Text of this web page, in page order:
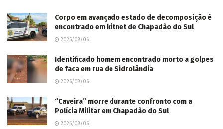
Corpo em avançado estado de decomposição é
encontrado em kitnet de Chapadão do Sul
2026/08/06
Identificado homem encontrado morto a golpes
de faca em rua de Sidrolândia
2026/08/06
“Caveira” morre durante confronto com a
Polícia Militar em Chapadão do Sul
2026/08/06